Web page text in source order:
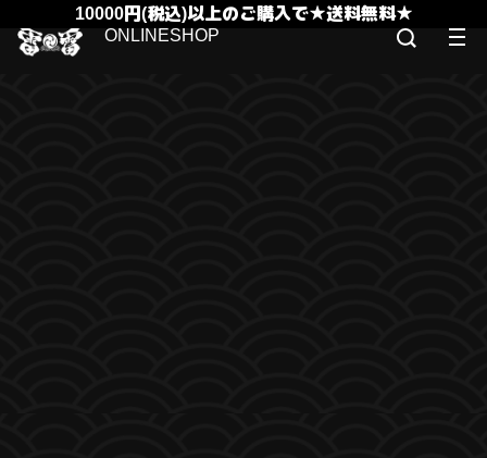
10000円(税込)以上のご購入で★送料無料★
ONLINESHOP